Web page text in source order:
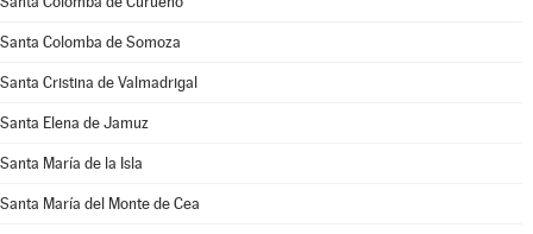
Santa Colomba de Somoza
Santa Cristina de Valmadrigal
Santa Elena de Jamuz
Santa María de la Isla
Santa María del Monte de Cea